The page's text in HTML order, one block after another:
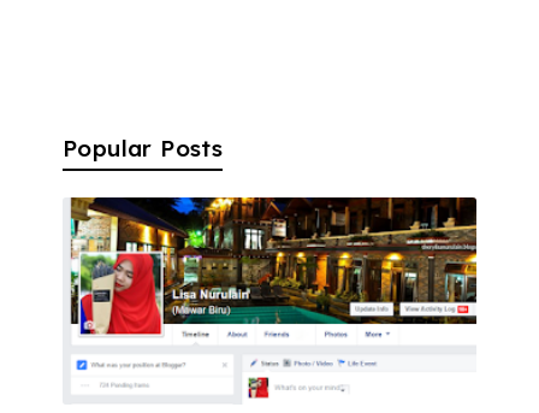
Popular Posts